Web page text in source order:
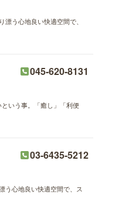
う心地良い快適空間で、
045-620-8131
いう事。「癒し」「利便
03-6435-5212
う心地良い快適空間で、ス